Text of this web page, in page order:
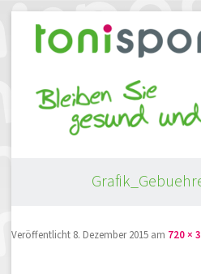
Veröffentlicht 8. Dezember 2015 am 720 ×